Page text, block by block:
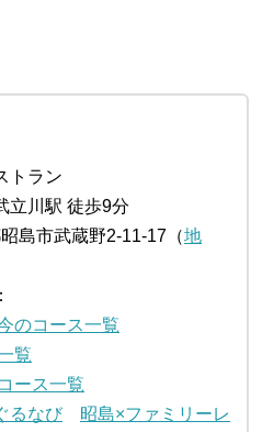
トラン
立川駅 徒歩9分
島市武蔵野2-11-17（地
のコース一覧
覧
ース一覧
るなび
昭島×ファミリーレ